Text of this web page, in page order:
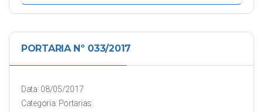
PORTARIA Nº 033/2017
Data: 08/05/2017
Categoria: Portarias